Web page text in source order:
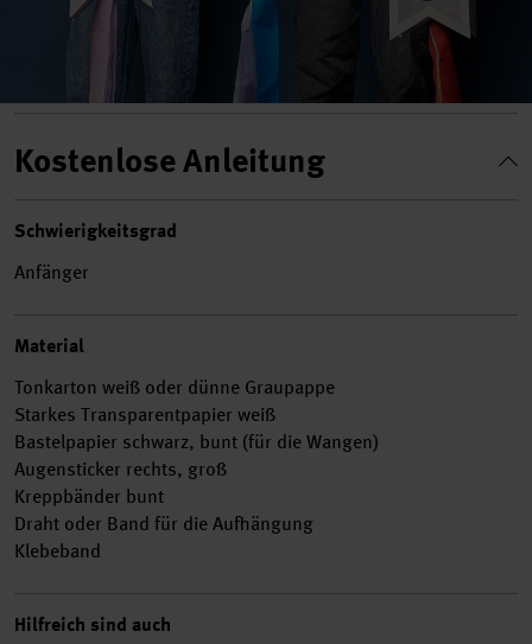
Kostenlose Anleitung
Schwierigkeitsgrad
Anfänger
Material
Tonkarton weiß oder dünne Graupappe
Starkes Transparentpapier weiß
Bastelpapier schwarz, bunt (für die Wangen)
Augensticker rechts, groß
Kreppbänder bunt
Draht oder Band für die Aufhängung
Klebeband
Hilfreich sind auch